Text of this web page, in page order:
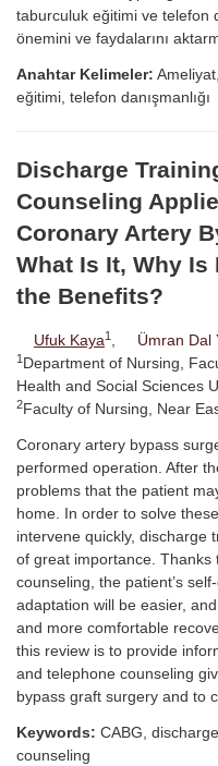
taburculuk eğitimi ve telefon
önemini ve faydalarını
Anahtar Kelimeler:
eğitimi, telefon danışmanlığı
Discharge
Counseling
Coronary Artery
What Is It, Why Is
the Benefits?
Ufuk Kaya1 , Ümran Dal
1 Department of Nursing,
Health and Social Sciences
2Faculty of Nursing, Near
Coronary artery bypass
performed operation. After
problems that the patient
home. In order to solve
intervene quickly, discharge
of great importance.
counseling, the patient’s
adaptation will be easier,
and more comfortable
this review is to provide
and telephone counseling
bypass graft surgery and to
Keywords: CABG,
counseling